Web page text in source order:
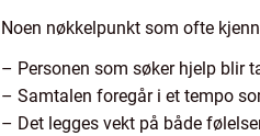
Noen nøkkelpunkt som ofte
– Personen som søker hjelp blir
– Samtalen foregår i et tempo
– Det legges vekt på både